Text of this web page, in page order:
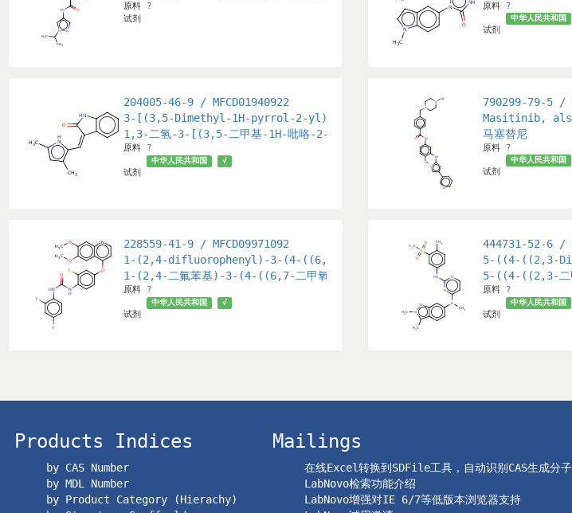
原料 ?
试剂
原料 ?
试剂
中华人民共和国
204005-46-9 / MFCD01940922
3-[(3,5-Dimethyl-1H-pyrrol-2-yl)methylene]-1,3-dihydro-2H-indol-2-one
1,3-二氢-3-[(3,5-二甲基-1H-吡咯-2-基)亚甲基]-2H-吲哚-2-酮
原料 ?
试剂
中华人民共和国 √
790299-79-5 /
Masitinib,
马塞替尼
原料 ?
试剂
中华人民共和国
228559-41-9 / MFCD09971092
1-(2,4-difluorophenyl)-3-(4-((6,7-dimethoxyquinolin-4-yl)oxy)-2-
1-(2,4-二氟苯基)-3-(4-((6,7-二甲氧基喹啉-4-基)氧基)-2-氟苯基)脲
原料 ?
试剂
中华人民共和国 √
444731-52-6 /
5-((4-((2,3-
5-((4-((2,3-二
原料 ?
试剂
中华人民共和国
Products Indices
by CAS Number
by MDL Number
by Product Category (Hierachy)
Mailings
在线Excel转换到SDFile工具，自动识别CAS生成分
LabNovo检索功能介绍
LabNovo增强对IE 6/7等低版本浏览器支持